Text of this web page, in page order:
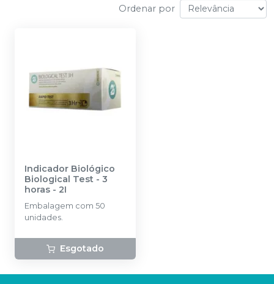
Ordenar por
Indicador Biológico
Biological Test - 3
horas - 2I
Embalagem com 50
unidades.
Esgotado